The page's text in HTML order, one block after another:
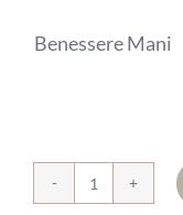
Benessere Mani
Benessere